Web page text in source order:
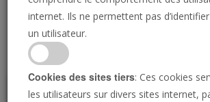
Regarder
internet. Ils ne permettent pas
un utilisateur.
Cookies des sites tiers: Ces cookies
les utilisateurs sur divers sites internet,